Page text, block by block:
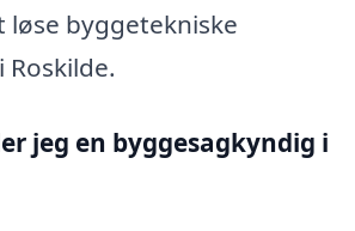
byggetekniske
jeg en byggesagkyndig i